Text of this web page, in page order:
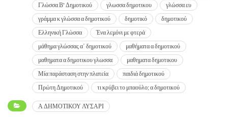
Γλώσσα Β' Δημοτικού
γλωσσα δημοτικου
γλώσσα ευ
γράμμα κ γλώσσα α δημοτικού
δημοτικό
δημοτικού
Ελληνική Γλώσσα
Ένα λεμόνι με φτερά
μάθημα γλώσσας α΄ δημοτικού
μαθήματα α δημοτικού
μαθηματα α δημοτικου γλωσσα
μαθηματα δημοτικου
Μία παράσταση στην πλατεία
παιδιά δημοτικού
Πρώτη Δημοτικού
τι κρύβει το μπαούλο; α δημοτικού
Α ΔΗΜΟΤΙΚΟΥ ΛΥΣΑΡΙ